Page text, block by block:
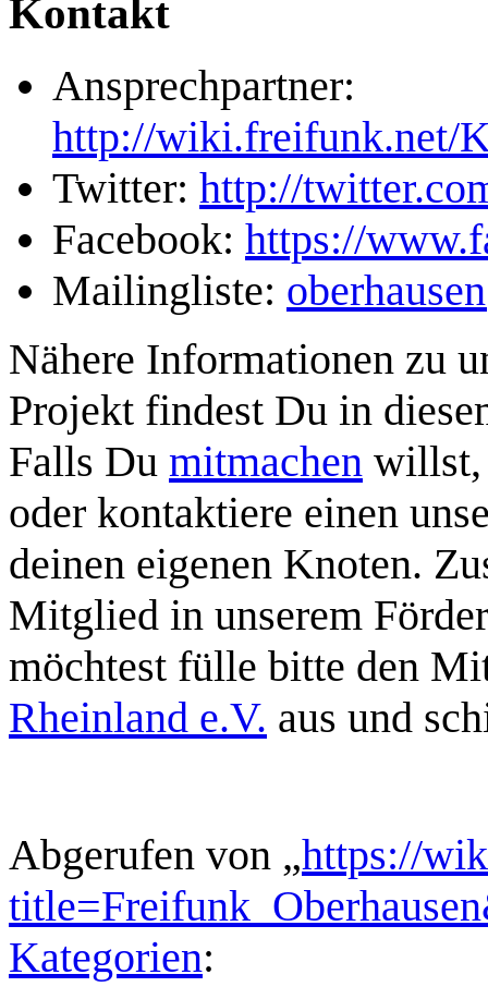
Kontakt
Ansprechpartner:
http://wiki.freifunk.net/
Twitter: http://
Facebook: https://
Mailingliste:
Nähere Informationen zu
Projekt findest Du in
Falls Du mitmachen willst,
oder kontaktiere einen
deinen eigenen Knoten.
Mitglied in unserem
möchtest fülle bitte den
Rheinland e.V. aus und
Abgerufen von „https://
Kategorien: